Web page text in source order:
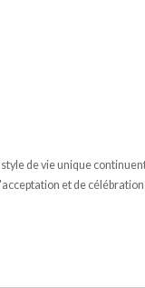
de vie unique
et de